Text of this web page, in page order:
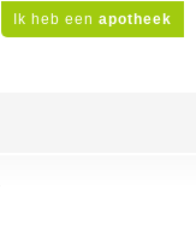
Ik heb een apotheek